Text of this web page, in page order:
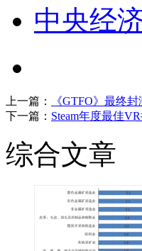
中央经
上一篇：
《GTFO》最终
下一篇： Steam年度最佳
综合文章